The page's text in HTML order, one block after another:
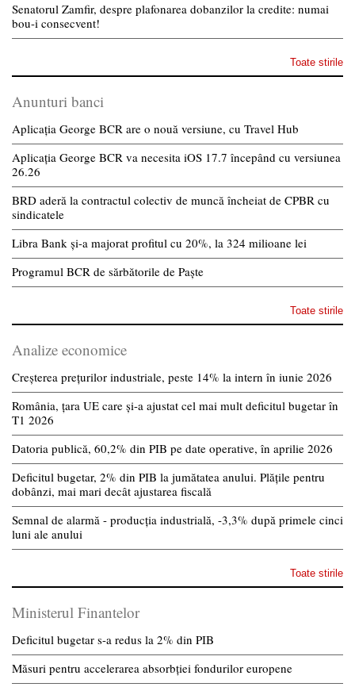
Senatorul Zamfir, despre plafonarea dobanzilor la credite: numai
bou-i consecvent!
Toate stirile
Anunturi banci
Aplicația George BCR are o nouă versiune, cu Travel Hub
Aplicația George BCR va necesita iOS 17.7 începând cu versiunea
26.26
BRD aderă la contractul colectiv de muncă încheiat de CPBR cu
sindicatele
Libra Bank și-a majorat profitul cu 20%, la 324 milioane lei
Programul BCR de sărbătorile de Paște
Toate stirile
Analize economice
Creșterea prețurilor industriale, peste 14% la intern în iunie 2026
România, țara UE care și-a ajustat cel mai mult deficitul bugetar în
T1 2026
Datoria publică, 60,2% din PIB pe date operative, în aprilie 2026
Deficitul bugetar, 2% din PIB la jumătatea anului. Plățile pentru
dobânzi, mai mari decât ajustarea fiscală
Semnal de alarmă - producția industrială, -3,3% după primele cinci
luni ale anului
Toate stirile
Ministerul Finantelor
Deficitul bugetar s-a redus la 2% din PIB
Măsuri pentru accelerarea absorbției fondurilor europene